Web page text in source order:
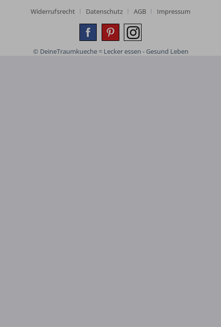
Widerrufsrecht
Datenschutz AGB Impressum
© DeineTraumkueche = Lecker essen - Gesund Leben